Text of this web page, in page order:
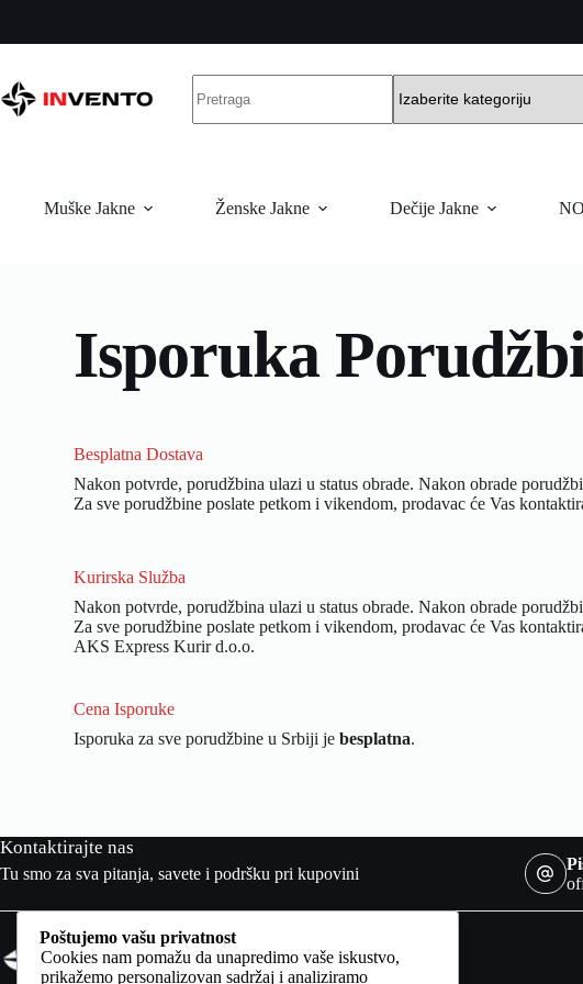
Muške Jakne Ženske Jakne Dečije Jakne
Isporuka
Besplatna Dostava
Nakon potvrde, porudžbina ulazi u status obrade. Nakon obrade
Za sve porudžbine poslate petkom i vikendom, prodavac će Vas
Kurirska Služba
Nakon potvrde, porudžbina ulazi u status obrade. Nakon obrade
Za sve porudžbine poslate petkom i vikendom, prodavac će Vas
AKS Express Kurir d.o.o.
Cena Isporuke
Isporuka za sve porudžbine u Srbiji jebesplatna.
Kontaktirajte nas
Tu smo za sva pitanja, savete i podršku pri kupovini
Muške jakne
Poštujemo vašu privatnost
Cookies nam pomažu da unapredimo vaše iskustvo,
prikažemo personalizovan sadržaj i analiziramo